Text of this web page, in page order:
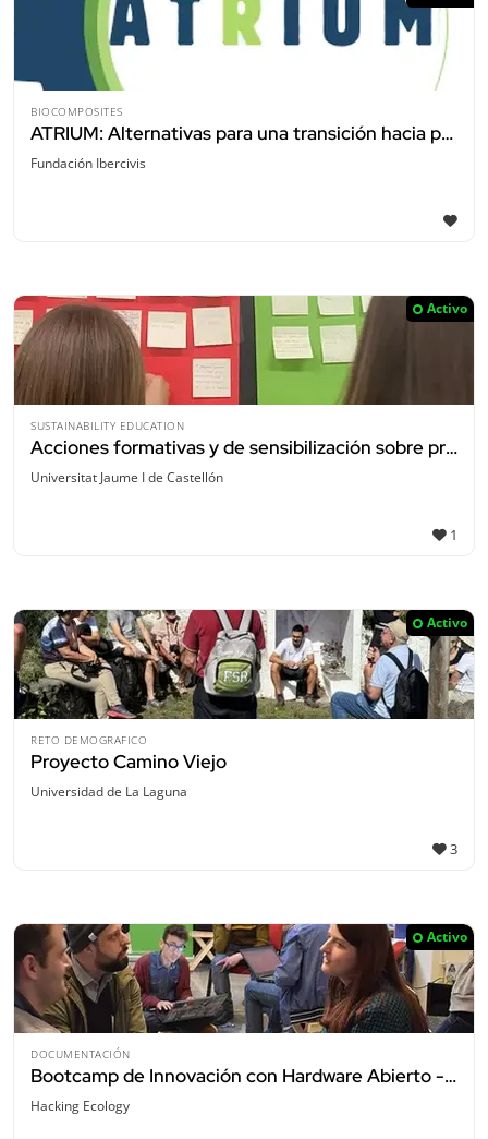
BIOCOMPOSITES
ATRIUM: Alternativas para una transición hacia productos de construcción sostenibles, reutilizables y reciclables.
Fundación Ibercivis
Activo
SUSTAINABILITY EDUCATION
Acciones formativas y de sensibilización sobre prevención y reducción de desperdicio alimentario en centros educativos públicos
Universitat Jaume I de Castellón
1
Activo
RETO DEMOGRAFICO
Proyecto Camino Viejo
Universidad de La Laguna
3
Activo
DOCUMENTACIÓN
Bootcamp de Innovación con Hardware Abierto - Monitorización ambiental colaborativa
Hacking Ecology